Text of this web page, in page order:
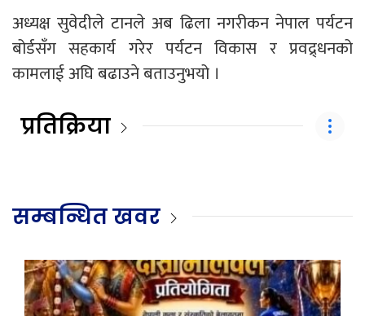
अध्यक्ष सुवेदीले टानले अब ढिला नगरीकन नेपाल पर्यटन
बोर्डसँग सहकार्य गरेर पर्यटन विकास र प्रवद्र्धनको
कामलाई अघि बढाउने बताउनुभयो ।
प्रतिक्रिया
सम्बन्धित खवर